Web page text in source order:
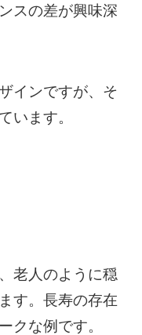
スの差が興味深
インですが、そ
います。
老人のように穏
す。長寿の存在
クな例です。